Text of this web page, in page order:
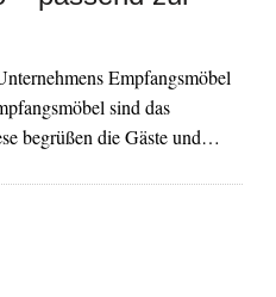
Empfangsmöbel
sind das
begrüßen die Gäste und…